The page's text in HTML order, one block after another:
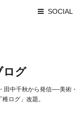
SOCIAL
ログ
田中千秋から発信—-美術・
ログ」改題。